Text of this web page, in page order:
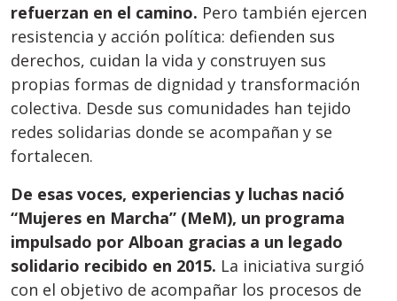
refuerzan en el camino. Pero también ejercen
resistencia y acción política: defienden sus
derechos, cuidan la vida y construyen sus
propias formas de dignidad y transformación
colectiva. Desde sus comunidades han tejido
redes solidarias donde se acompañan y se
fortalecen.
De esas voces, experiencias y luchas nació
“Mujeres en Marcha” (MeM), un programa
impulsado por Alboan gracias a un legado
solidario recibido en 2015. La iniciativa surgió
con el objetivo de acompañar los procesos de